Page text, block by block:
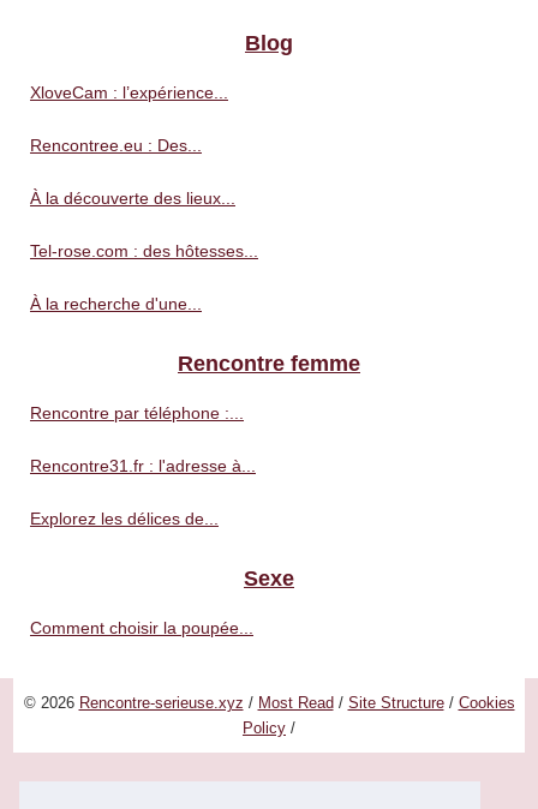
Blog
XloveCam : l’expérience...
Rencontree.eu : Des...
À la découverte des lieux...
Tel-rose.com : des hôtesses...
À la recherche d'une...
Rencontre femme
Rencontre par téléphone :...
Rencontre31.fr : l'adresse à...
Explorez les délices de...
Sexe
Comment choisir la poupée...
© 2026 Rencontre-serieuse.xyz / Most Read / Site Structure/ Cookies
Policy /